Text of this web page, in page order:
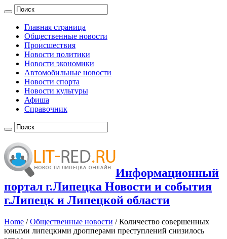
Главная страница
Общественные новости
Происшествия
Новости политики
Новости экономики
Автомобильные новости
Новости спорта
Новости культуры
Афиша
Справочник
Информационный
портал г.Липецка Новости и события
г.Липецк и Липецкой области
Home / Общественные новости / Количество совершенных
юными липецкими дропперами преступлений снизилось